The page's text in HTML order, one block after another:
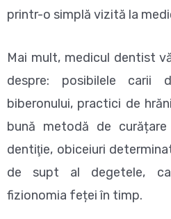
printr-o simplă vizită la
Mai mult, medicul dentist
despre: posibilele carii
biberonului, practici de
bună metodă de
dentiţie, obiceiuri
de supt al degetele,
fizionomia feței în timp.